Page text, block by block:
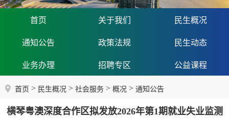
首页 关于我们 民生概况
通知公告 政策法规 民生动态
业务办理 招聘专区 公益课程
首页 > 民生概况 > 社会服务 > 概况 > 通知公告
横琴粤澳深度合作区拟发放2026年第1期就业失业监测